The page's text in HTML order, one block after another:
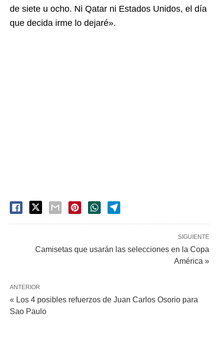
de siete u ocho. Ni Qatar ni Estados Unidos, el día
que decida irme lo dejaré».
SIGUIENTE
Camisetas que usarán las selecciones en la Copa
América »
ANTERIOR
« Los 4 posibles refuerzos de Juan Carlos Osorio para
Sao Paulo